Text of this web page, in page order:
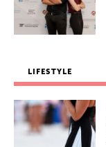
LIFESTYLE